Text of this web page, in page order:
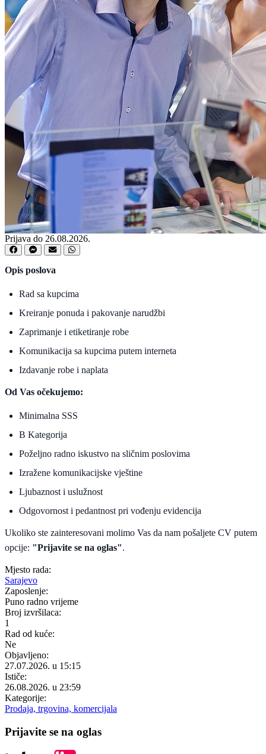
Prijava do 26.08.2026.
Opis poslova
Rad sa kupcima
Kreiranje ponuda i pakovanje narudžbi
Zaprimanje i etiketiranje robe
Komunikacija sa kupcima putem interneta
Izdavanje robe i naplata
Od Vas očekujemo:
Minimalna SSS
B Kategorija
Poželjno radno iskustvo na sličnim poslovima
Izražene komunikacijske vještine
Ljubaznost i uslužnost
Odgovornost i pedantnost pri vođenju evidencija
Ukoliko ste zainteresovani molimo Vas da nam pošaljete CV putem
opcije: "Prijavite se na oglas".
Mjesto rada:
Sarajevo
Zaposlenje:
Puno radno vrijeme
Broj izvršilaca:
1
Rad od kuće:
Ne
Objavljeno:
27.07.2026. u 15:15
Ističe:
26.08.2026. u 23:59
Kategorije:
Prodaja, trgovina, komercijala
Prijavite se na oglas